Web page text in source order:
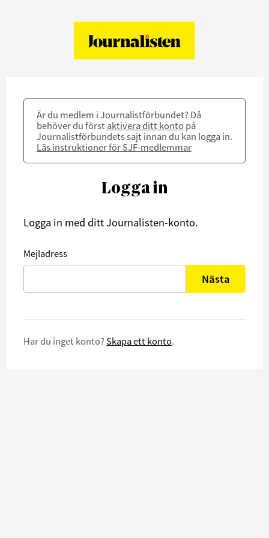
Är du medlem i Journalistförbundet? Då
behöver du först aktivera ditt konto på
Journalistförbundets sajt innan du kan logga in.
Läs instruktioner för SJF-medlemmar
Logga in
Logga in med ditt Journalisten-konto.
Mejladress
Nästa
Har du inget konto? Skapa ett konto.